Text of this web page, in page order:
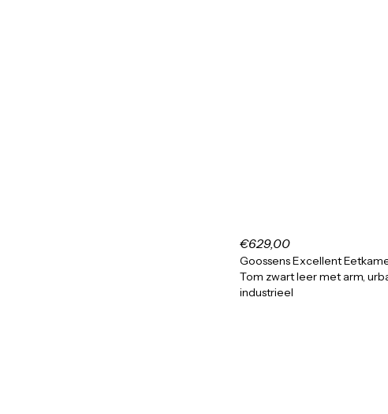
€629,00
Goossens Excellent
Tom zwart leer met arm,
industrieel